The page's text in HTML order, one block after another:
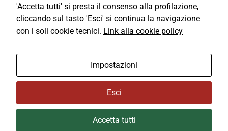
Ⓒ2026, Technical Design s.r.l.
Informativa Privacy
Cookie Policy
'Accetta tutti' si presta il consenso alla profilazione,
cliccando sul tasto 'Esci' si continua la navigazione
con i soli cookie tecnici. Link alla cookie policy
Impostazioni
Esci
Accetta tutti